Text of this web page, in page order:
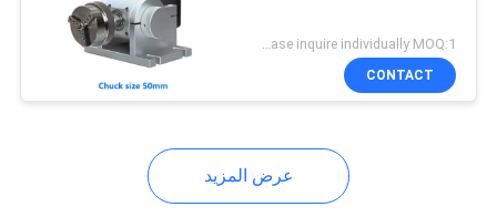
خريطة
ليزر DPSS UV
71
Please inquire individually MOQ:1
CONTACT
عرض المزيد